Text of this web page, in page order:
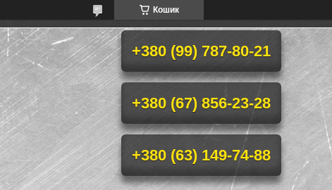
Кошик
+380 (99) 787-80-21
+380 (67) 856-23-28
+380 (63) 149-74-88